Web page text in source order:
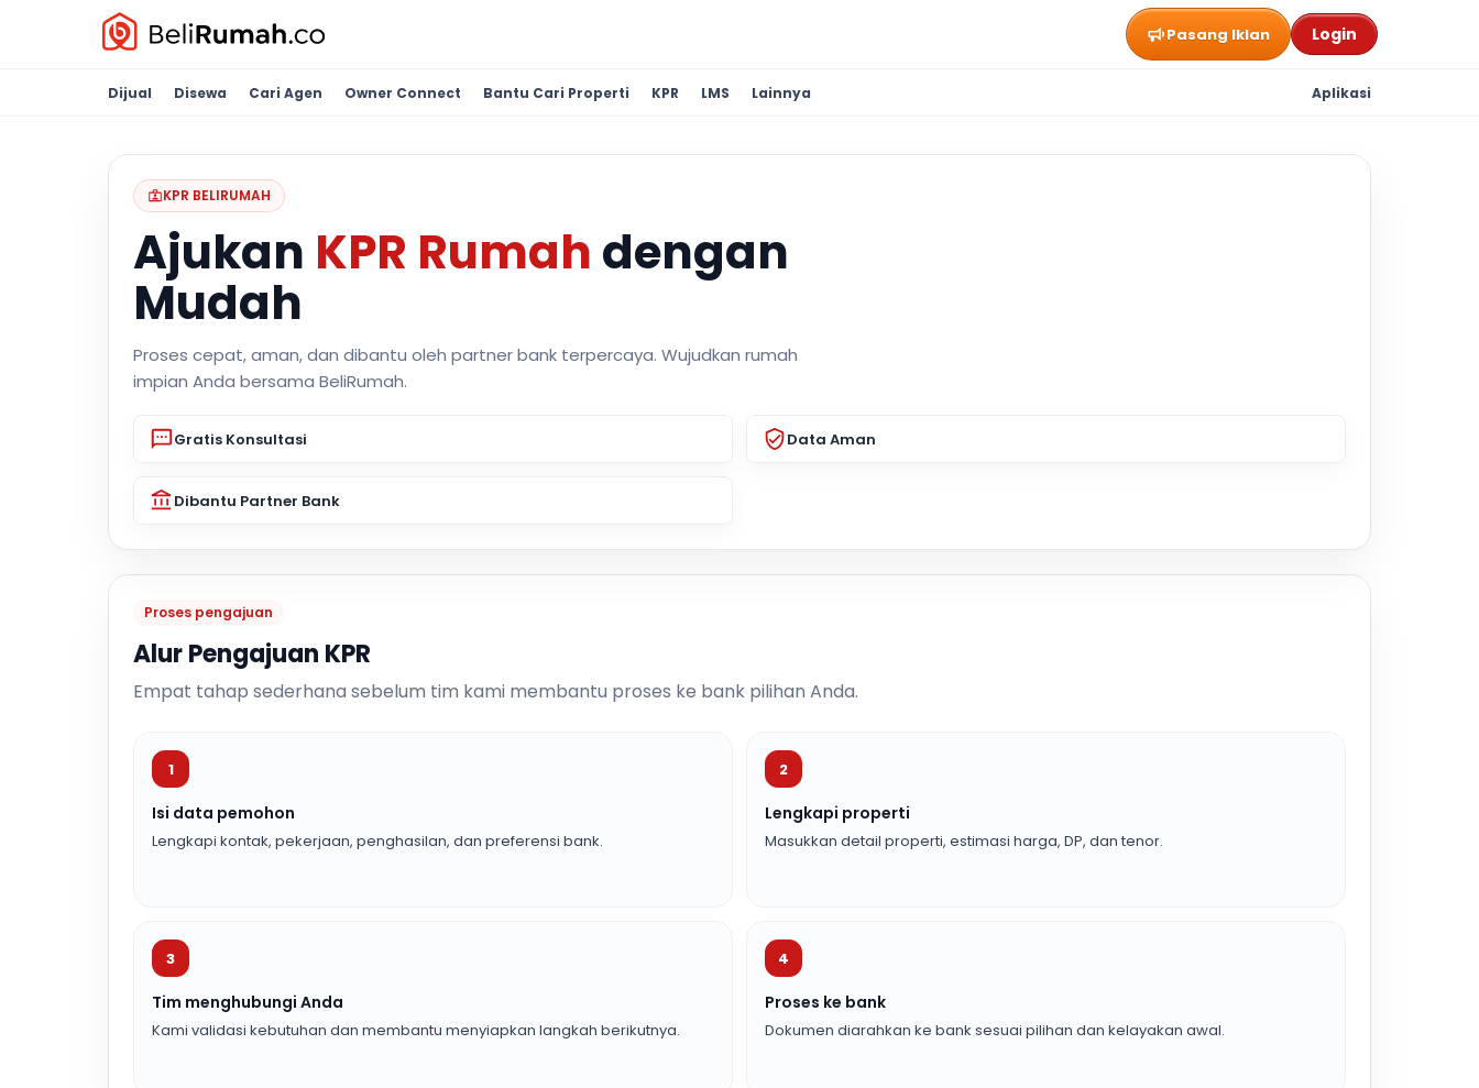
Pasang Iklan Login
Dijual Disewa Cari Agen Owner Connect Bantu Cari Properti KPR LMS Lainnya Aplikasi
KPR BELIRUMAH
Ajukan KPR Rumah dengan
Mudah
Proses cepat, aman, dan dibantu oleh partner bank terpercaya. Wujudkan rumah
impian Anda bersama BeliRumah.
Gratis Konsultasi Data Aman
Dibantu Partner Bank
Proses pengajuan
Alur Pengajuan KPR
Empat tahap sederhana sebelum tim kami membantu proses ke bank pilihan Anda.
1
Isi data pemohon
Lengkapi kontak, pekerjaan, penghasilan, dan preferensi bank.
2
Lengkapi properti
Masukkan detail properti, estimasi harga, DP, dan tenor.
3
Tim menghubungi Anda
Kami validasi kebutuhan dan membantu menyiapkan langkah berikutnya.
4
Proses ke bank
Dokumen diarahkan ke bank sesuai pilihan dan kelayakan awal.